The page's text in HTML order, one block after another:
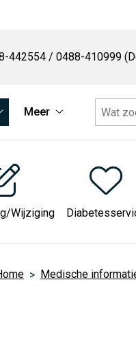
442554 / 0488-410999
submenu
Meer
submenu
Wijziging
Medische